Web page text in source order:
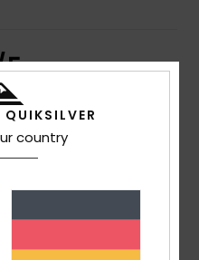
der Qualität Ihrer T-
Verhältnis: 5/5 Größe:
country